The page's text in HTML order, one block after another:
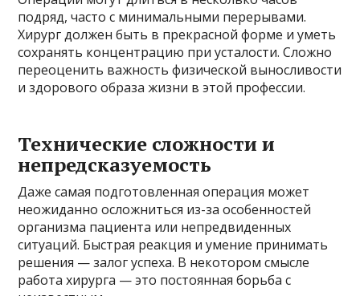
подряд, часто с минимальными перерывами.
Хирург должен быть в прекрасной форме и уметь
сохранять концентрацию при усталости. Сложно
переоценить важность физической выносливости
и здорового образа жизни в этой профессии.
Технические сложности и
непредсказуемость
Даже самая подготовленная операция может
неожиданно осложниться из-за особенностей
организма пациента или непредвиденных
ситуаций. Быстрая реакция и умение принимать
решения — залог успеха. В некотором смысле
работа хирурга — это постоянная борьба с